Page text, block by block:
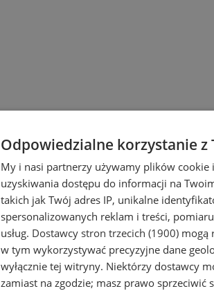
Odpowiedzialne korzystanie z
My i nasi partnerzy używamy plików
uzyskiwania dostępu do informacji na
takich jak Twój adres IP, unikalne
spersonalizowanych reklam i treści,
usług. Dostawcy stron trzecich (1900) mogą
w tym wykorzystywać precyzyjne dane
wyłącznie tej witryny. Niektórzy dostawcy
zamiast na zgodzie; masz prawo sprzeciwić